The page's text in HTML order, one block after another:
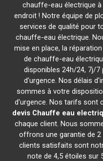
chauffe-eau électrique à
endroit ! Notre équipe de
services de qualité pour
chauffe-eau électrique.
mise en place, la
de chauffe-eau
disponibles 24h/24, 7j/
d'urgence. Nos délais
sommes à votre
d'urgence. Nos tarifs sont
devis Chauffe eau
chaque client. Nous
offrons une garantie de
clients satisfaits sont
note de 4,5 étoiles sur